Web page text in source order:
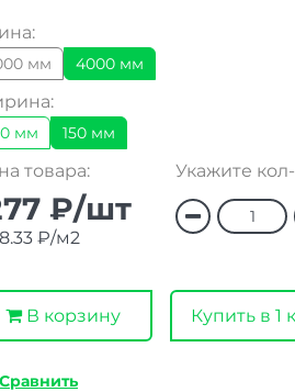
мм 4000 мм
мм 150 мм
товара:
₽/шт
₽/м2
Укажите
В корзину Купить в 1
Сравнить